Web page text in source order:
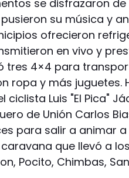
se disfrazaron de
su música y
ofrecieron
en vivo y
tres 4×4 para
ropa y más juguetes.
Luis "El Pica"
de Unión Carlos
para salir a animar a
que llevó a
Pocito, Chimbas,